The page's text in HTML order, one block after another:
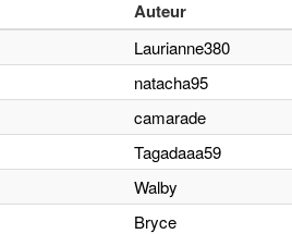
Auteur
Laurianne380
natacha95
camarade
Tagadaaa59
Walby
Bryce